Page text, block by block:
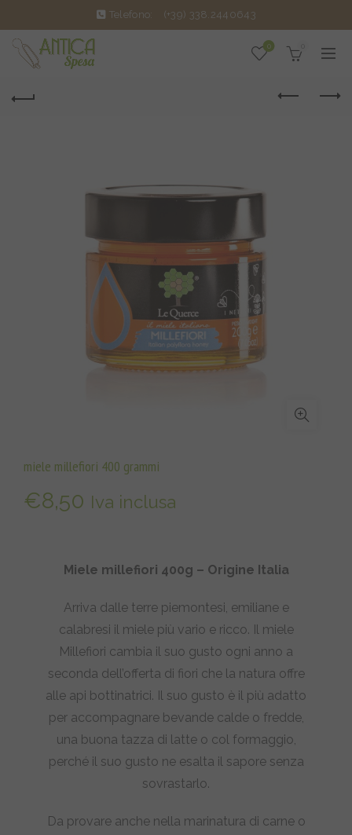
Telefono: (+39) 338.2440643
0
miele millefiori 400 grammi
€8,50 Iva inclusa
Miele millefiori 400g – Origine Italia
Arriva dalle terre piemontesi, emiliane e
calabresi il miele più vario e ricco. Il miele
Millefiori cambia il suo gusto ogni anno a
seconda dell’offerta di fiori che la natura offre
alle api bottinatrici. Il suo gusto è il più adatto
per accompagnare bevande calde o fredde,
una buona tazza di latte o col formaggio,
perché il suo gusto ne esalta il sapore senza
sovrastarlo.
Da provare anche nella marinatura di carne o